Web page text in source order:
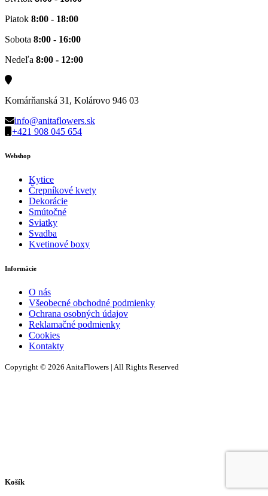
Piatok 8:00 - 18:00
Sobota 8:00 - 16:00
Nedeľa 8:00 - 12:00
Komárňanská 31, Kolárovo 946 03
info@anitaflowers.sk
+421 908 045 654
Webshop
Kytice
Črepníkové kvety
Dekorácie
Smútočné
Sviatky
Svadba
Kvetinové boxy
Informácie
O nás
Všeobecné obchodné podmienky
Ochrana osobných údajov
Reklamačné podmienky
Cookies
Kontakty
Copyright © 2026 AnitaFlowers | All Rights Reserved
Košík